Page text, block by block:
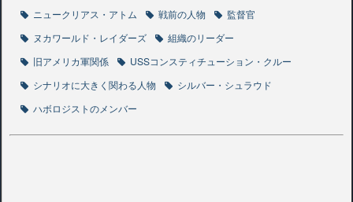
ニュークリアス・アトム
戦前の人物
監督官
ヌカワールド・レイダーズ
組織のリーダー
旧アメリカ軍関係
USSコンスティチューション・クルー
シナリオに大きく関わる人物
シルバー・シュラウド
ハボロジストのメンバー